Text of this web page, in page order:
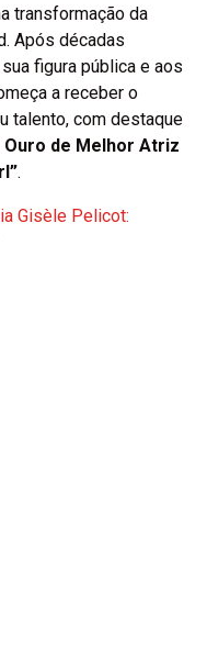
transformação da
Após décadas
figura pública e aos
a receber o
talento, com destaque
Ouro de Melhor Atriz
.
Gisèle Pelicot: